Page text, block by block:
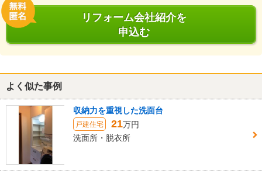
リフォーム会社紹介を
申込む
よく似た事例
収納力を重視した洗面台
戸建住宅 21万円
洗面所・脱衣所